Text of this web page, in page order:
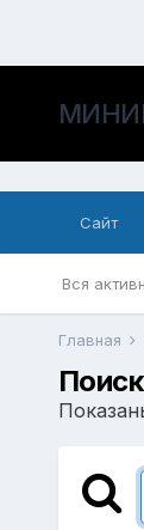
Сайт
Вся
Главная